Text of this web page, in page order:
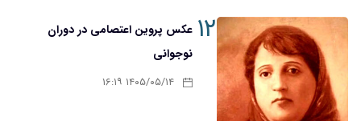
۱۲
عکس پروین اعتصامی در دوران
نوجوانی
۱۴۰۵/۰۵/۱۴ ۱۶:۱۹